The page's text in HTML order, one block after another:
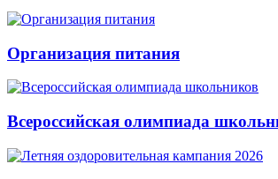
Организация питания
Всероссийская олимпиада